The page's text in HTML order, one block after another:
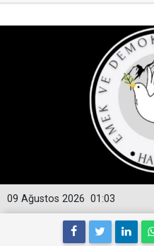
01:03
09 Ağustos 2026